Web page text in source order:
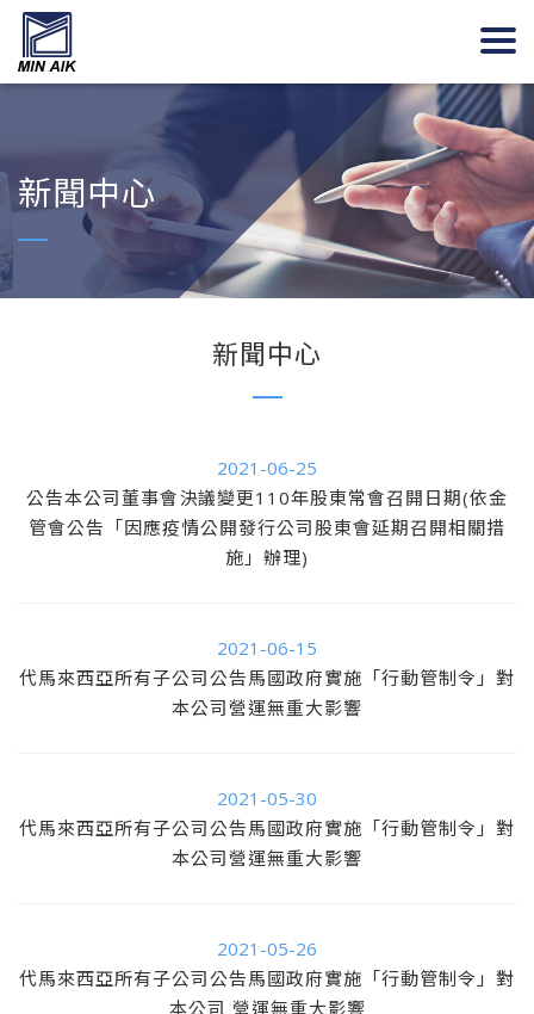
新聞中心
新聞中心
2021-06-25
公告本公司董事會決議變更110年股東常會召開日期(依金
管會公告「因應疫情公開發行公司股東會延期召開相關措
施」辦理)
2021-06-15
代馬來西亞所有子公司公告馬國政府實施「行動管制令」對
本公司營運無重大影響
2021-05-30
代馬來西亞所有子公司公告馬國政府實施「行動管制令」對
本公司營運無重大影響
2021-05-26
代馬來西亞所有子公司公告馬國政府實施「行動管制令」對
本公司 營運無重大影響